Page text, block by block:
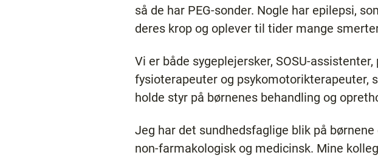
så de har PEG-sonder. Nogle har epilepsi,
deres krop og oplever til tider mange
Vi er både sygeplejersker, SOSU-
fysioterapeuter og
holde styr på børnenes behandling og
Jeg har det sundhedsfaglige blik på
non-farmakologisk og medicinsk. Mine